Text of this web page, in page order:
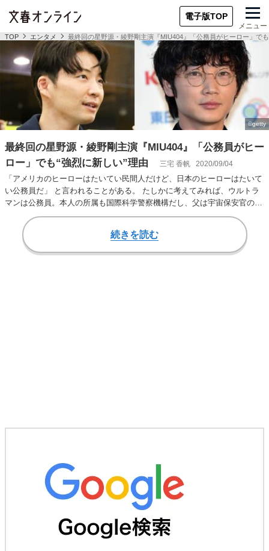
電子版TOP
メニュー
TOP エンタメ 最終回の星野源・綾野剛主演『MIU404』「公務員がヒーロー」で
最終回の星野源・綾野剛主演『MIU404』「公務員がヒー
ロー」でも“強烈に新しい”理由
三宅 香帆 2020/09/04
「アメリカのヒーローはたいてい民間人だけど、日本のヒーローはたいて
い公務員だ」 と言われることがある。 たしかに考えてみれば、ウルトラ
マンは公務員。本人の所属も国際科学警察機構だし、父は宇宙保安官の公
務員一家に生まれ…
続きを読む